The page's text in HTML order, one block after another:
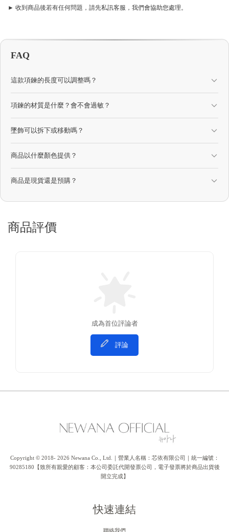
► 收到商品後若有任何問題，請先私訊客服，我們會協助您處理。
FAQ
這款項鍊的長度可以調整嗎？
項鍊的材質是什麼？會不會過敏？
墜飾可以拆下或移動嗎？
商品以什麼顏色提供？
商品是現貨還是預購？
商品評價
成為首位評論者
評論
Copyright © 2018- 2026 Newana Co., Ltd.｜營業人名稱：芯依有限公司｜統一編號：
90285180【致所有親愛的顧客：本公司委託代開發票公司，電子發票將於商品出貨後
開立完成】
快速連結
聯絡我們